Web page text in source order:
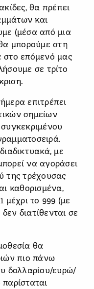
θα πρέπει
και
(μέσα από μια
μπορούμε στη
στο επόμενό μας
σε τρίτο
επιτρέπει
σημείων
με
να αγοράσει
της τρέχουσας
καθορισμένα,
μέχρι το 999 (με
διατίθενται σε
θα
πιο πάνω
δολλαρίου/ευρώ/